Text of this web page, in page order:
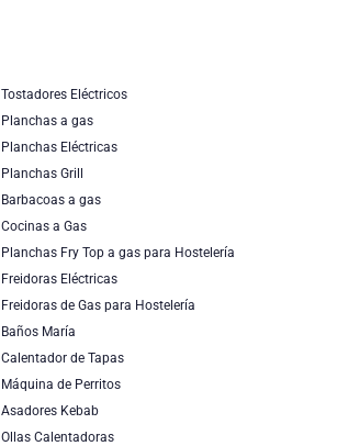
Tostadores Eléctricos
Planchas a gas
Planchas Eléctricas
Planchas Grill
Barbacoas a gas
Cocinas a Gas
Planchas Fry Top a gas para Hostelería
Freidoras Eléctricas
Freidoras de Gas para Hostelería
Baños María
Calentador de Tapas
Máquina de Perritos
Asadores Kebab
Ollas Calentadoras